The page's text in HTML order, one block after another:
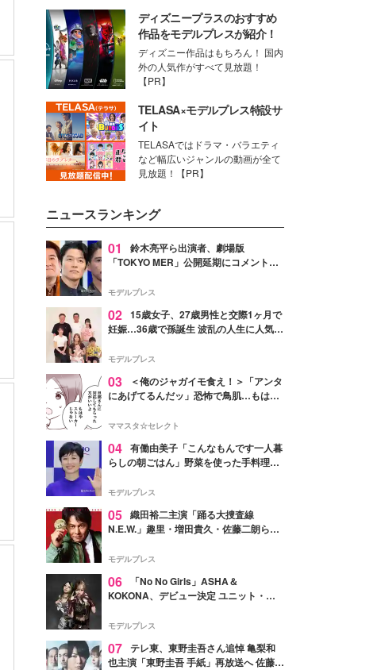
ディズニープラスのおすすめ
作品をモデルプレスが紹介！
ディズニー作品はもちろん！ 国内
外の人気作がすべて見放題！
【PR】
TELASA×モデルプレス特設サ
イト
TELASAではドラマ・バラエティ
など幅広いジャンルの動画が全て
見放題！【PR】
ニュースランキング
01
鈴木亮平ら出演者、劇場版
「TOKYO MER」公開延期にコメント
最大の敬意とエールを」
モデルプレス
02 15歳女子、27歳男性と交際1ヶ月で
妊娠…36歳で孫誕生 波乱の人生に人気タ
よ！」
モデルプレス
03
＜俺のジャガイモ食え！＞「アンタ
にあげてるんだッ」恐怖で鳥肌…もはや
ママスタ☆セレクト
04 有働由美子「こんなもんです一人暮
らしの朝ごはん」野菜を使った手料理公
そう」と反響
モデルプレス
05 織田裕二主演「踊る大捜査線
N.E.W.」趣里・増田貴久・佐藤二朗ら新
徴する“謎のキーワード”も
モデルプレス
06
「No No Girls」ASHA＆
KOKONA、デビュー決定 ユニット・
リリースへ
モデルプレス
07 テレ東、東野圭吾さん追悼 亀梨和
也主演「東野圭吾 手紙」再放送へ 佐藤隆